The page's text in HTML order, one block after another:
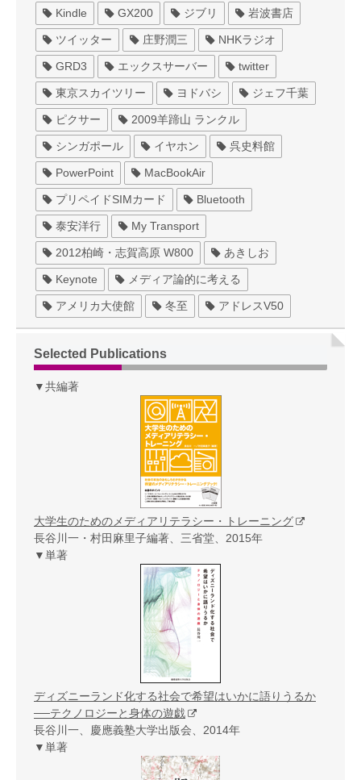
Kindle GX200 ジブリ 岩波書店
ツイッター 庄野潤三 NHKラジオ
GRD3 エックスサーバー twitter
東京スカイツリー ヨドバシ ジェフ千葉
ピクサー 2009羊蹄山 ランクル
シンガポール イヤホン 呉史料館
PowerPoint MacBookAir
プリペイドSIMカード Bluetooth
泰安洋行 My Transport
2012柏崎・志賀高原 W800 あきしお
Keynote メディア論的に考える
アメリカ大使館 冬至 アドレスV50
Selected Publications
▼共編著
大学生のためのメディアリテラシー・トレーニング
長谷川一・村田麻里子編著、三省堂、2015年
▼単著
ディズニーランド化する社会で希望はいかに語りうるか
──テクノロジーと身体の遊戯
長谷川一、慶應義塾大学出版会、2014年
▼単著